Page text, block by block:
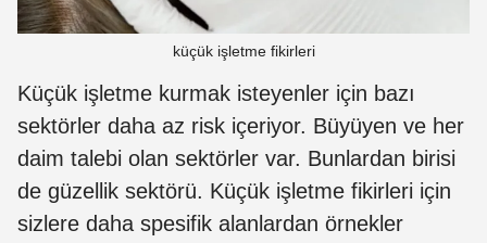
küçük işletme fikirleri
Küçük işletme kurmak isteyenler için bazı
sektörler daha az risk içeriyor. Büyüyen ve her
daim talebi olan sektörler var. Bunlardan birisi
de güzellik sektörü. Küçük işletme fikirleri için
sizlere daha spesifik alanlardan örnekler